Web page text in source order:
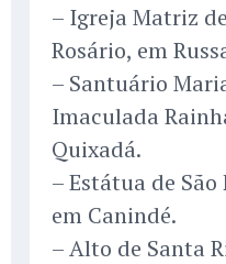
– Igreja Matriz
Rosário, em
– Santuário
Imaculada
Quixadá.
– Estátua de
em Canindé.
– Alto de Santa